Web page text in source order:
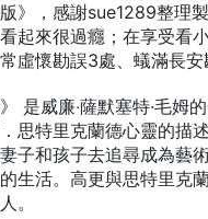
》，感謝sue1289整理
起來很過癮；在享受看
虛懷勘誤3處、蟻滿長安
是威廉‧薩默塞特·毛姆
思特里克蘭德心靈的描
子和孩子去追尋成為藝
生活。高更與思特里克
。